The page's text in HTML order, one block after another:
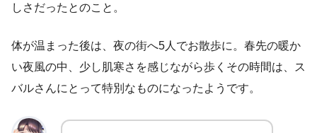
しさだったとのこと。
体が温まった後は、夜の街へ5人でお散歩に。春先の暖か
い夜風の中、少し肌寒さを感じながら歩くその時間は、ス
バルさんにとって特別なものになったようです。